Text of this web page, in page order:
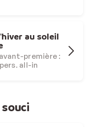
au soleil
première :
all-in